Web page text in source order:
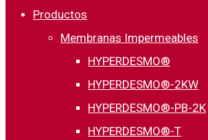
Productos
Membranas Impermeables
HYPERDESMO®
HYPERDESMO®-2KW
HYPERDESMO®-PB-2K
HYPERDESMO®-T